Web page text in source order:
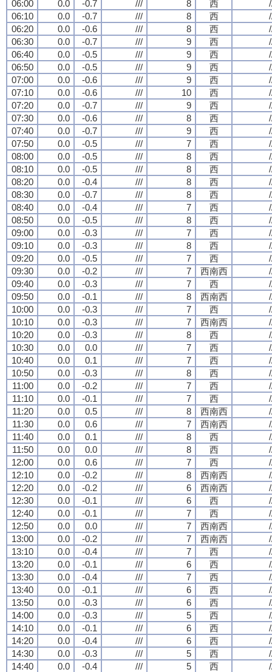
06:00
0.0 -0.7 /// 8 西
06:10
0.0 -0.7 /// 8 西
06:20
0.0 -0.6 /// 8 西
06:30
0.0 -0.7 /// 9 西
06:40
0.0 -0.5 /// 9 西
06:50
0.0 -0.5 /// 9 西
07:00
0.0 -0.6 /// 9 西
07:10
0.0 -0.6 /// 10 西
07:20
0.0 -0.7 /// 9 西
07:30
0.0 -0.6 /// 8 西
07:40
0.0 -0.7 /// 9 西
07:50
0.0 -0.5 /// 7 西
08:00
0.0 -0.5 /// 8 西
08:10
0.0 -0.5 /// 8 西
08:20
0.0 -0.4 /// 8 西
08:30
0.0 -0.7 /// 8 西
08:40
0.0 -0.4 /// 7 西
08:50
0.0 -0.5 /// 8 西
09:00
0.0 -0.3 /// 7 西
09:10
0.0 -0.3 /// 8 西
09:20
0.0 -0.5 /// 7 西
09:30
0.0 -0.2 /// 7 西南西
09:40
0.0 -0.3 /// 7 西
09:50
0.0 -0.1 /// 8 西南西
10:00
0.0 -0.3 /// 7 西
10:10
0.0 -0.3 /// 7 西南西
10:20
0.0 -0.3 /// 8 西
10:30
0.0 0.0 /// 7 西
10:40
0.0 0.1 /// 7 西
10:50
0.0 -0.3 /// 8 西
11:00
0.0 -0.2 /// 7 西
11:10
0.0 -0.1 /// 7 西
11:20
0.0 0.5 /// 8 西南西
11:30
0.0 0.6 /// 7 西南西
11:40
0.0 0.1 /// 8 西
11:50
0.0 0.0 /// 8 西
12:00
0.0 0.6 /// 7 西
12:10
0.0 -0.2 /// 8 西南西
12:20
0.0 -0.2 /// 6 西南西
12:30
0.0 -0.1 /// 6 西
12:40
0.0 -0.1 /// 7 西
12:50
0.0 0.0 /// 7 西南西
13:00
0.0 -0.2 /// 7 西南西
13:10
0.0 -0.4 /// 7 西
13:20
0.0 -0.1 /// 6 西
13:30
0.0 -0.4 /// 7 西
13:40
0.0 -0.1 /// 6 西
13:50
0.0 -0.3 /// 6 西
14:00
0.0 -0.3 /// 5 西
14:10
0.0 -0.1 /// 6 西
14:20
0.0 -0.4 /// 6 西
14:30
0.0 -0.3 /// 5 西
14:40
0.0 -0.4 /// 5 西